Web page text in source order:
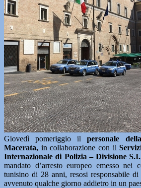
Giovedì pomeriggio ilpersonale
Macerata, in collaborazione con il
Internazionale di Polizia – Divisione
mandato d’arresto europeo emesso
tunisino di 28 anni, resosi responsabile
avvenuto qualche giorno addietro in un